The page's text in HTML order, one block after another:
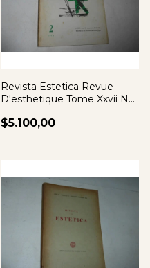
Revista Estetica Revue
D'esthetique Tome Xxvii N°ii
$5.100,00